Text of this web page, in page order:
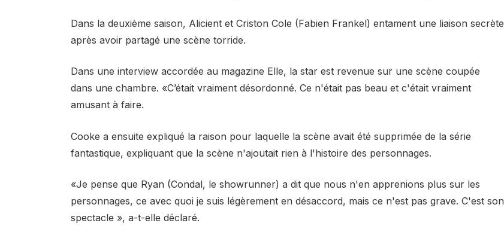
Dans la deuxième saison, Alicient et Criston Cole (Fabien Frankel) entament une liaison secrète
après avoir partagé une scène torride.
Dans une interview accordée au magazine Elle, la star est revenue sur une scène coupée
dans une chambre. «C’était vraiment désordonné. Ce n'était pas beau et c'était vraiment
amusant à faire.
Cooke a ensuite expliqué la raison pour laquelle la scène avait été supprimée de la série
fantastique, expliquant que la scène n'ajoutait rien à l'histoire des personnages.
«Je pense que Ryan (Condal, le showrunner) a dit que nous n'en apprenions plus sur les
personnages, ce avec quoi je suis légèrement en désaccord, mais ce n'est pas grave. C'est son
spectacle », a-t-elle déclaré.